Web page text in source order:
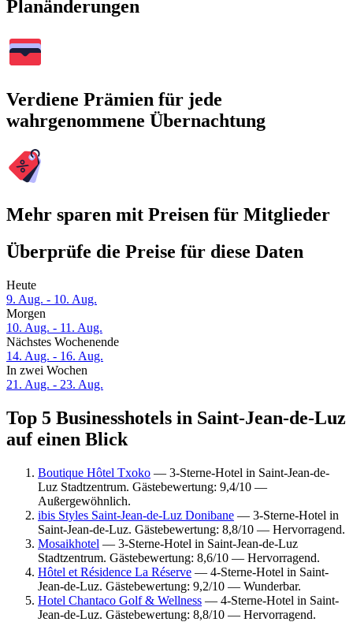
Planänderungen
Verdiene Prämien für jede
wahrgenommene Übernachtung
Mehr sparen mit Preisen für Mitglieder
Überprüfe die Preise für diese Daten
Heute
9. Aug. - 10. Aug.
Morgen
10. Aug. - 11. Aug.
Nächstes Wochenende
14. Aug. - 16. Aug.
In zwei Wochen
21. Aug. - 23. Aug.
Top 5 Businesshotels in Saint-Jean-de-Luz
auf einen Blick
Boutique Hôtel Txoko — 3-Sterne-Hotel in Saint-Jean-de-
Luz Stadtzentrum. Gästebewertung: 9,4/10 —
Außergewöhnlich.
ibis Styles Saint-Jean-de-Luz Donibane — 3-Sterne-Hotel in
Saint-Jean-de-Luz. Gästebewertung: 8,8/10 — Hervorragend.
Mosaikhotel — 3-Sterne-Hotel in Saint-Jean-de-Luz
Stadtzentrum. Gästebewertung: 8,6/10 — Hervorragend.
Hôtel et Résidence La Réserve — 4-Sterne-Hotel in Saint-
Jean-de-Luz. Gästebewertung: 9,2/10 — Wunderbar.
Hotel Chantaco Golf & Wellness — 4-Sterne-Hotel in Saint-
Jean-de-Luz. Gästebewertung: 8,8/10 — Hervorragend.